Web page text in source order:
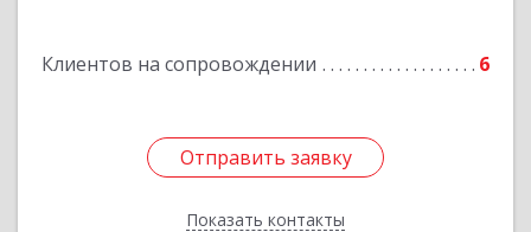
Клиентов на сопровождении 6
Отправить заявку
Показать контакты
Отправить заявку
Назад